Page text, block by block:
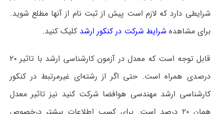
شرایطی دارد که لازم است پیش از ثبت نام از آنها مطلع شوید.
برای مشاهده شرایط شرکت در کنکور ارشد کلیک کنید.
قابل توجه است که معدل در آزمون کارشناسی ارشد با تاثیر ۲۰
درصدی همراه است. حتی اگر از رشته‌ای غیرمرتبط در کنکور
کارشناسی ارشد مهندسی هوافضا شرکت کنید نیز تاثیر معدل